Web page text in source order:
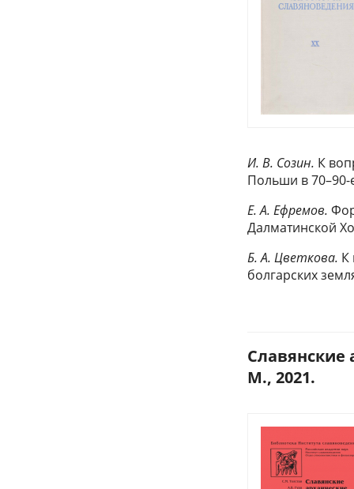
И. В. Созин. К
Польши в 70–90-
Е. А. Ефремов.
Далматинской
Б. А. Цветкова. К
болгарских
Славянские
М., 2021.